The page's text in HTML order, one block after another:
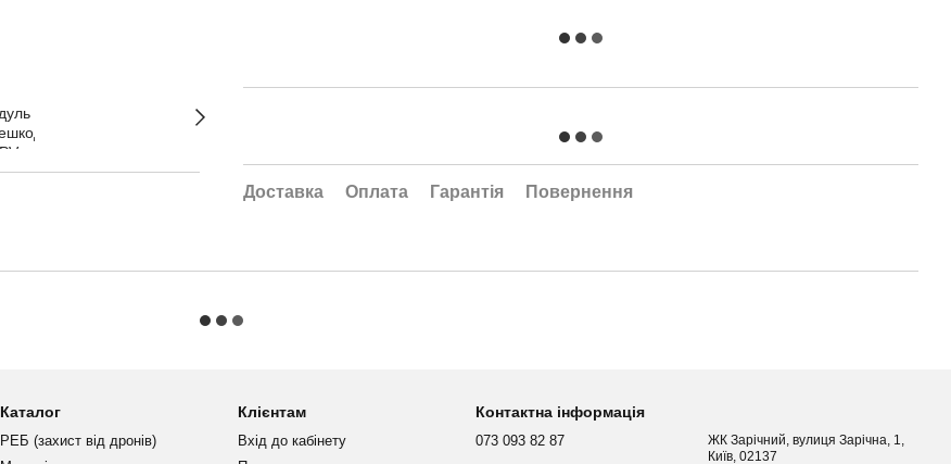
Доставка Оплата Гарантія Повернення
Каталог
РЕБ (захист від дронів)
Клієнтам
Вхід до кабінету
Контактна інформація
073 093 82 87
ЖК Зарічний, вулиця Зарічна, 1,
Київ, 02137